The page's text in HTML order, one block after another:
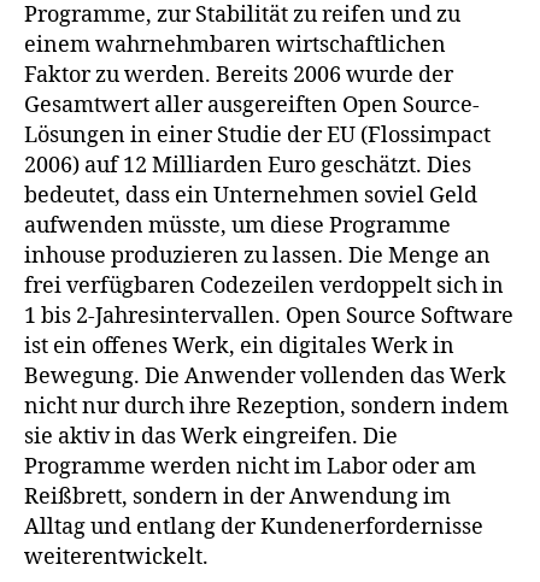
Programme, zur Stabilität zu reifen und zu
einem wahrnehmbaren wirtschaftlichen
Faktor zu werden. Bereits 2006 wurde der
Gesamtwert aller ausgereiften Open Source-
Lösungen in einer Studie der EU (Flossimpact
2006) auf 12 Milliarden Euro geschätzt. Dies
bedeutet, dass ein Unternehmen soviel Geld
aufwenden müsste, um diese Programme
inhouse produzieren zu lassen. Die Menge an
frei verfügbaren Codezeilen verdoppelt sich in
1 bis 2-Jahresintervallen. Open Source Software
ist ein offenes Werk, ein digitales Werk in
Bewegung. Die Anwender vollenden das Werk
nicht nur durch ihre Rezeption, sondern indem
sie aktiv in das Werk eingreifen. Die
Programme werden nicht im Labor oder am
Reißbrett, sondern in der Anwendung im
Alltag und entlang der Kundenerfordernisse
weiterentwickelt.